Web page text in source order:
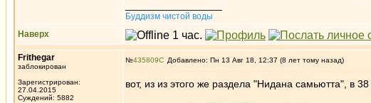
Буддизм чистой воды
Наверх
Frithegar
заблокирован
Зарегистрирован:
27.04.2015
Суждений: 5882
№435809 Добавлено: Пн 13 Авг 18, 12:37 (8 лет тому назад)
вот, из из этого же раздела "Нидана самьютта", в